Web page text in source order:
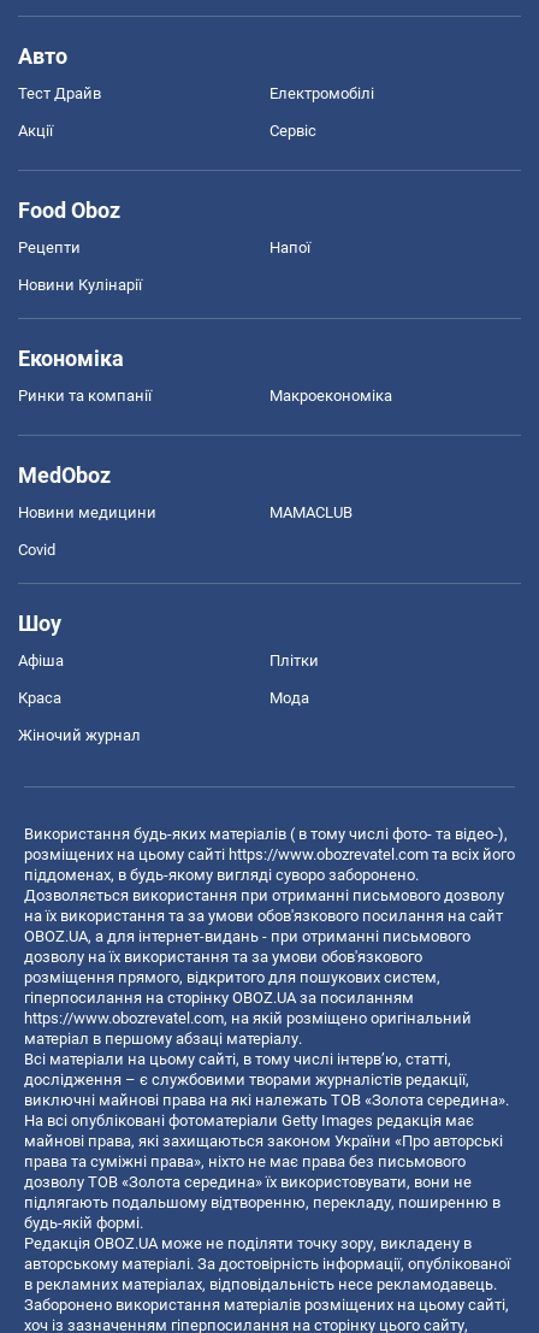
Авто
Тест Драйв Електромобілі
Акції Сервіс
Food Oboz
Рецепти Напої
Новини Кулінарії
Економіка
Ринки та компанії Макроекономіка
MedOboz
Новини медицини MAMACLUB
Covid
Шоу
Афіша Плітки
Краса Мода
Жіночий журнал
Використання будь-яких матеріалів ( в тому числі фото- та відео-),
розміщених на цьому сайті https://www.obozrevatel.com та всіх його
піддоменах, в будь-якому вигляді суворо заборонено.
Дозволяється використання при отриманні письмового дозволу
на їх використання та за умови обов'язкового посилання на сайт
OBOZ.UA, а для інтернет-видань - при отриманні письмового
дозволу на їх використання та за умови обов'язкового
розміщення прямого, відкритого для пошукових систем,
гіперпосилання на сторінку OBOZ.UA за посиланням
https://www.obozrevatel.com, на якій розміщено оригінальний
матеріал в першому абзаці матеріалу.
Всі матеріали на цьому сайті, в тому числі інтерв’ю, статті,
дослідження – є службовими творами журналістів редакції,
виключні майнові права на які належать ТОВ «Золота середина».
На всі опубліковані фотоматеріали Getty Images редакція має
майнові права, які захищаються законом України «Про авторські
права та суміжні права», ніхто не має права без письмового
дозволу ТОВ «Золота середина» їх використовувати, вони не
підлягають подальшому відтворенню, перекладу, поширенню в
будь-якій формі.
Редакція OBOZ.UA може не поділяти точку зору, викладену в
авторському матеріалі. За достовірність інформації, опублікованої
в рекламних матеріалах, відповідальність несе рекламодавець.
Заборонено використання матеріалів розміщених на цьому сайті,
хоч із зазначенням гіперпосилання на сторінку цього сайту,